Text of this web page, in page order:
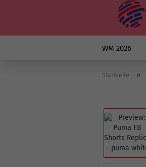
WM 2026
Startseite »